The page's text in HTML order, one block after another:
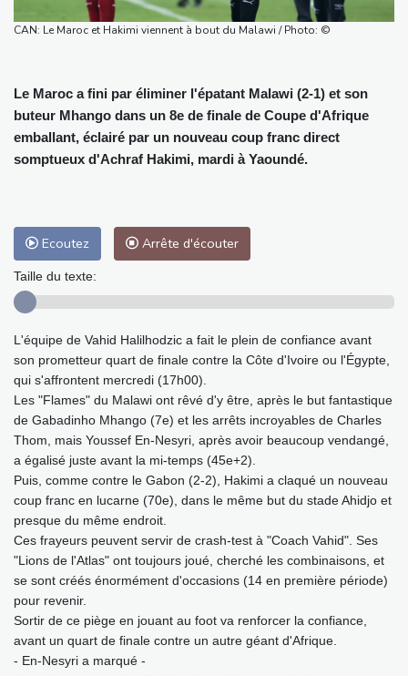
abandonne avant la 8e étape
CAN: Le Maroc et Hakimi viennent à bout du Malawi / Photo: ©
Le Maroc a fini par éliminer l'épatant Malawi (2-1) et son
buteur Mhango dans un 8e de finale de Coupe d'Afrique
emballant, éclairé par un nouveau coup franc direct
somptueux d'Achraf Hakimi, mardi à Yaoundé.
Ecoutez Arrête d'écouter
Taille du texte:
L'équipe de Vahid Halilhodzic a fait le plein de confiance avant
son prometteur quart de finale contre la Côte d'Ivoire ou l'Égypte,
qui s'affrontent mercredi (17h00).
Les "Flames" du Malawi ont rêvé d'y être, après le but fantastique
de Gabadinho Mhango (7e) et les arrêts incroyables de Charles
Thom, mais Youssef En-Nesyri, après avoir beaucoup vendangé,
a égalisé juste avant la mi-temps (45e+2).
Puis, comme contre le Gabon (2-2), Hakimi a claqué un nouveau
coup franc en lucarne (70e), dans le même but du stade Ahidjo et
presque du même endroit.
Ces frayeurs peuvent servir de crash-test à "Coach Vahid". Ses
"Lions de l'Atlas" ont toujours joué, cherché les combinaisons, et
se sont créés énormément d'occasions (14 en première période)
pour revenir.
Sortir de ce piège en jouant au foot va renforcer la confiance,
avant un quart de finale contre un autre géant d'Afrique.
- En-Nesyri a marqué -